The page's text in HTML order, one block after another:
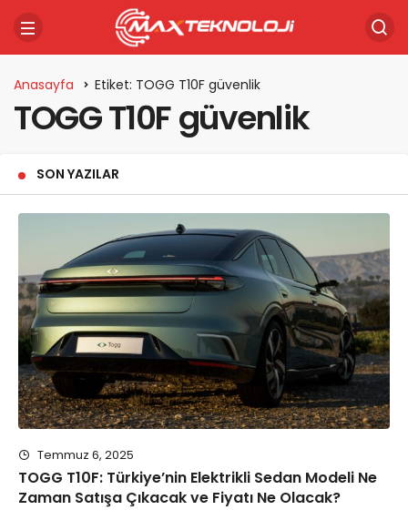
Anasayfa Etiket: TOGG T10F güvenlik
TOGG T10F güvenlik
SON YAZILAR
Temmuz 6, 2025
TOGG T10F: Türkiye’nin Elektrikli Sedan Modeli Ne
Zaman Satışa Çıkacak ve Fiyatı Ne Olacak?